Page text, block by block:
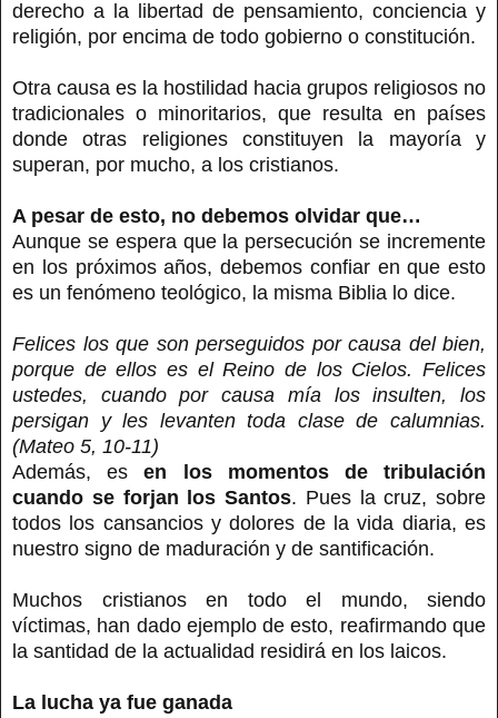
derecho a la libertad de pensamiento, conciencia y
religión, por encima de todo gobierno o constitución.
Otra causa es la hostilidad hacia grupos religiosos no
tradicionales o minoritarios, que resulta en países
donde otras religiones constituyen la mayoría y
superan, por mucho, a los cristianos.
A pesar de esto, no debemos olvidar que…
Aunque se espera que la persecución se incremente
en los próximos años, debemos confiar en que esto
es un fenómeno teológico, la misma Biblia lo dice.
Felices los que son perseguidos por causa del bien,
porque de ellos es el Reino de los Cielos. Felices
ustedes, cuando por causa mía los insulten, los
persigan y les levanten toda clase de calumnias.
(Mateo 5, 10-11)
Además, esen los momentos de tribulación
cuando se forjan los Santos. Pues la cruz, sobre
todos los cansancios y dolores de la vida diaria, es
nuestro signo de maduración y de santificación.
Muchos cristianos en todo el mundo, siendo
víctimas, han dado ejemplo de esto, reafirmando que
la santidad de la actualidad residirá en los laicos.
La lucha ya fue ganada